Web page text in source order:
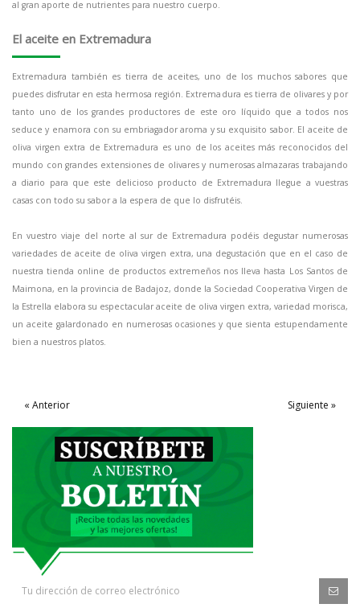
al gran aporte de nutrientes para nuestro cuerpo.
El aceite en Extremadura
Extremadura también es tierra de aceites, uno de los muchos sabores que
puedes disfrutar en esta hermosa región. Extremadura es tierra de olivares y por
tanto uno de los grandes productores de este oro líquido que a todos nos
seduce y enamora con su embriagador aroma y su exquisito sabor. El aceite de
oliva virgen extra de Extremadura es uno de los aceites más reconocidos del
mundo con grandes extensiones de olivares y numerosas almazaras trabajando
a diario para que este delicioso producto de Extremadura llegue a vuestras
casas con todo su sabor a la espera de que lo disfrutéis.
En vuestro viaje del norte al sur de Extremadura podéis degustar numerosas
variedades de aceite de oliva virgen extra, una degustación que en el caso de
nuestra tienda online de productos extremeños nos lleva hasta Los Santos de
Maimona, en la provincia de Badajoz, donde la Sociedad Cooperativa Virgen de
la Estrella elabora su espectacular aceite de oliva virgen extra, variedad morisca,
un aceite galardonado en numerosas ocasiones y que sienta estupendamente
bien a nuestros platos.
« Anterior Siguiente »